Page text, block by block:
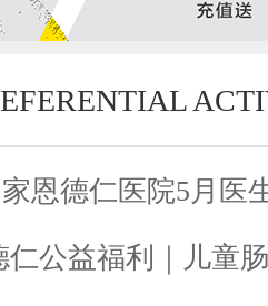
恩德仁医院5月医
仁公益福利｜儿童